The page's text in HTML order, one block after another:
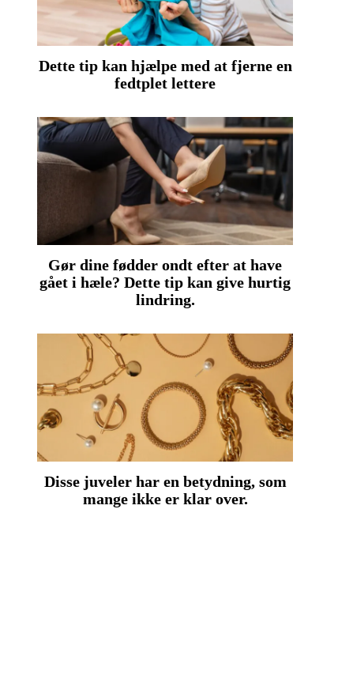
Dette tip kan hjælpe med at fjerne en
fedtplet lettere
Gør dine fødder ondt efter at have
gået i hæle? Dette tip kan give hurtig
lindring.
Disse juveler har en betydning, som
mange ikke er klar over.